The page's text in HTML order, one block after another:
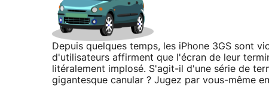
Depuis quelques temps, les iPhone 3GS sont
d'utilisateurs affirment que l'écran de leur
litéralement implosé. S'agit-il d'une série de
gigantesque canular ? Jugez par vous-même